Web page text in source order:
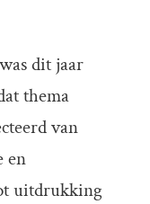
dit jaar
thema
van
en
uitdrukking